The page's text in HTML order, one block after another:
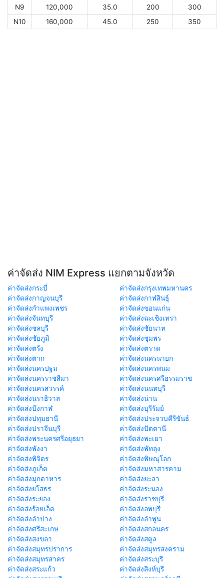
N9
120,000 35.0 200
300
N10
160,000 45.0 250 350
ค่าจัดส่ง NIM Express แยกตามจังหวัด
ค่าจัดส่งกระบี่
ค่าจัดส่งกรุงเทพมหานคร
ค่าจัดส่งกาญจนบุรี
ค่าจัดส่งกาฬสินธุ์
ค่าจัดส่งกำแพงเพชร
ค่าจัดส่งขอนแก่น
ค่าจัดส่งจันทบุรี
ค่าจัดส่งฉะเชิงเทรา
ค่าจัดส่งชลบุรี
ค่าจัดส่งชัยนาท
ค่าจัดส่งชัยภูมิ
ค่าจัดส่งชุมพร
ค่าจัดส่งตรัง
ค่าจัดส่งตราด
ค่าจัดส่งตาก
ค่าจัดส่งนครนายก
ค่าจัดส่งนครปฐม
ค่าจัดส่งนครพนม
ค่าจัดส่งนครราชสีมา
ค่าจัดส่งนครศรีธรรมราช
ค่าจัดส่งนครสวรรค์
ค่าจัดส่งนนทบุรี
ค่าจัดส่งนราธิวาส
ค่าจัดส่งน่าน
ค่าจัดส่งบึงกาฬ
ค่าจัดส่งบุรีรัมย์
ค่าจัดส่งปทุมธานี
ค่าจัดส่งประจวบคีรีขันธ์
ค่าจัดส่งปราจีนบุรี
ค่าจัดส่งปัตตานี
ค่าจัดส่งพระนครศรีอยุธยา
ค่าจัดส่งพะเยา
ค่าจัดส่งพังงา
ค่าจัดส่งพัทลุง
ค่าจัดส่งพิจิตร
ค่าจัดส่งพิษณุโลก
ค่าจัดส่งภูเก็ต
ค่าจัดส่งมหาสารคาม
ค่าจัดส่งมุกดาหาร
ค่าจัดส่งยะลา
ค่าจัดส่งยโสธร
ค่าจัดส่งระนอง
ค่าจัดส่งระยอง
ค่าจัดส่งราชบุรี
ค่าจัดส่งร้อยเอ็ด
ค่าจัดส่งลพบุรี
ค่าจัดส่งลำปาง
ค่าจัดส่งลำพูน
ค่าจัดส่งศรีสะเกษ
ค่าจัดส่งสกลนคร
ค่าจัดส่งสงขลา
ค่าจัดส่งสตูล
ค่าจัดส่งสมุทรปราการ
ค่าจัดส่งสมุทรสงคราม
ค่าจัดส่งสมุทรสาคร
ค่าจัดส่งสระบุรี
ค่าจัดส่งสระแก้ว
ค่าจัดส่งสิงห์บุรี